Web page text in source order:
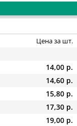
Цена за шт.
14,00 р.
14,60 р.
15,80 р.
17,30 р.
19,00 р.